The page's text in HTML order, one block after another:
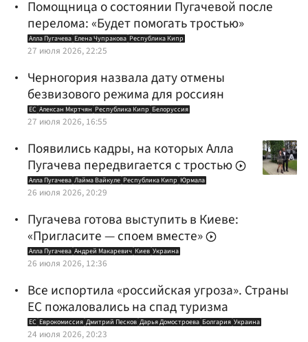
Помощница о состоянии Пугачевой после
перелома: «Будет помогать тростью»
Алла Пугачева Елена Чупракова Республика Кипр
27 июля 2026, 22:25
Черногория назвала дату отмены
безвизового режима для россиян
ЕС Алексан Мкртчян Республика Кипр Белоруссия
27 июля 2026, 16:55
Появились кадры, на которых Алла
Пугачева передвигается с тростью
Алла Пугачева Лайма Вайкуле Республика Кипр Юрмала
26 июля 2026, 20:29
Пугачева готова выступить в Киеве:
«Пригласите — споем вместе»
Алла Пугачева Андрей Макаревич Киев Украина
26 июля 2026, 12:36
Все испортила «российская угроза». Страны
ЕС пожаловались на спад туризма
ЕС Еврокомиссия Дмитрий Песков Дарья Домостроева Болгария Украина
24 июля 2026, 20:23